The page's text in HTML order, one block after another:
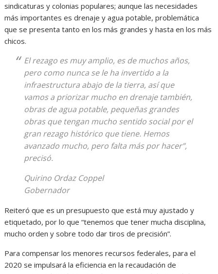
sindicaturas y colonias populares; aunque las necesidades
más importantes es drenaje y agua potable, problemática
que se presenta tanto en los más grandes y hasta en los más
chicos.
El rezago es muy amplio, es de muchos años,
pero como nunca se le ha invertido a la
infraestructura abajo de la tierra, así que
vamos a priorizar mucho en drenaje también,
obras de agua potable, pequeñas grandes
obras que tengan mucho sentido social por el
gran rezago histórico que tiene. Hemos
avanzado mucho, pero falta más por hacer”,
precisó.
Quirino Ordaz Coppel
Gobernador
Reiteró que es un presupuesto que está muy ajustado y
etiquetado, por lo que “tenemos que tener mucha disciplina,
mucho orden y sobre todo dar tiros de precisión”.
Para compensar los menores recursos federales, para el
2020 se impulsará la eficiencia en la recaudación de